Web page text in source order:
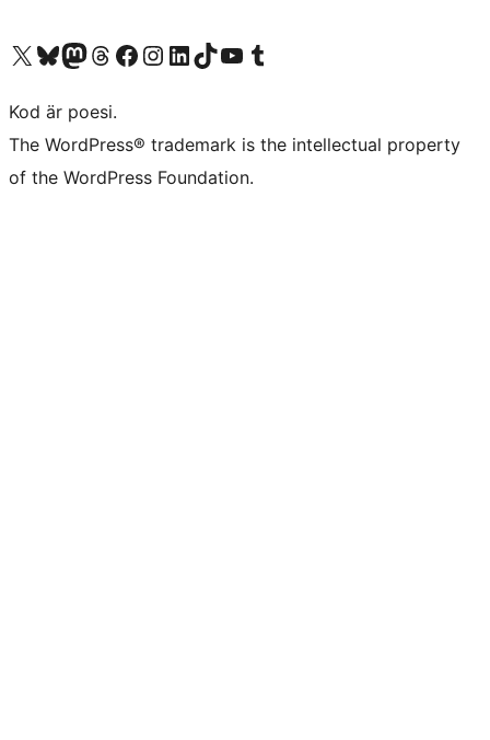
Besök vår X-konto (f.d. Twitter)
Besök vårt Bluesky-konto
Besök vårt Mastodon-konto
Besök vårt Thread-konto
Besök vår Facebook-sidaBesök vårt Instagram-konto
Besök vårt LinkedIn-konto
Besök vårt TikTok-konto
Besök vår YouTube-kanalBesök vårt Tumblr-konto
Kod är poesi.
The WordPress® trademark is the intellectual property
of the WordPress Foundation.